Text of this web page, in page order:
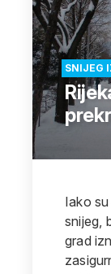
SNIJEG
Iako
snijeg,
grad